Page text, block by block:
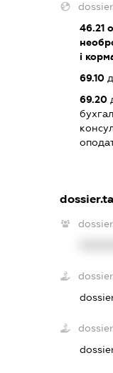
46.21
і
69.10
69.20